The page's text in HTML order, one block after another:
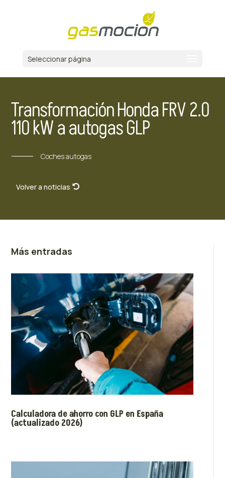
Seleccionar página
Transformación Honda FRV 2.0
110 kW a autogas GLP
Coches autogas
Volver a noticias
Más entradas
Calculadora de ahorro con GLP en España
(actualizado 2026)